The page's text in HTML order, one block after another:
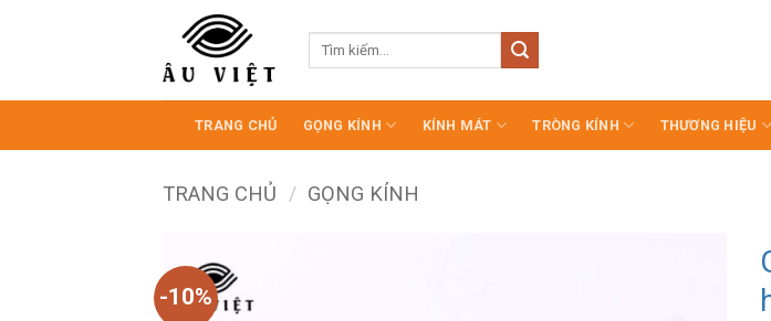
dung
Tìm
TRANG CHỦ GỌNG KÍNH KÍNH MÁT TRÒNG KÍNH THƯƠNG HIỆU
TRANG CHỦ / GỌNG KÍNH
-10%